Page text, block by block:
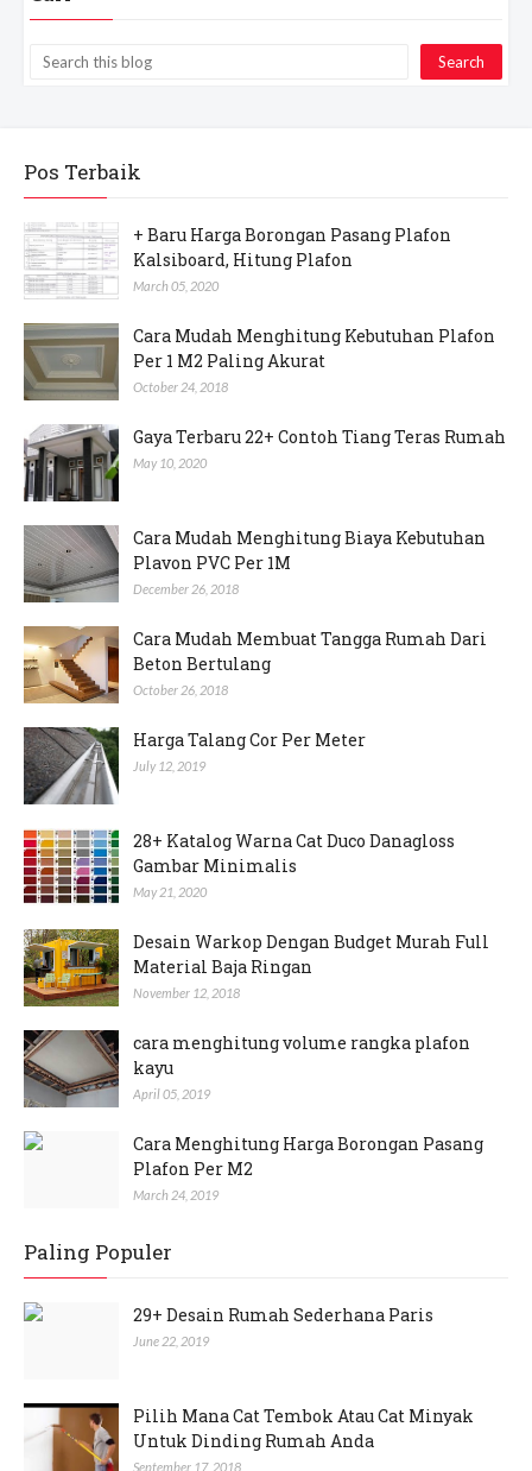
Pos Terbaik
+ Baru Harga Borongan Pasang Plafon
Kalsiboard, Hitung Plafon
March 05, 2020
Cara Mudah Menghitung Kebutuhan Plafon
Per 1 M2 Paling Akurat
October 24, 2018
Gaya Terbaru 22+ Contoh Tiang Teras Rumah
May 10, 2020
Cara Mudah Menghitung Biaya Kebutuhan
Plavon PVC Per 1M
December 26, 2018
Cara Mudah Membuat Tangga Rumah Dari
Beton Bertulang
October 26, 2018
Harga Talang Cor Per Meter
July 12, 2019
28+ Katalog Warna Cat Duco Danagloss
Gambar Minimalis
May 21, 2020
Desain Warkop Dengan Budget Murah Full
Material Baja Ringan
November 12, 2018
cara menghitung volume rangka plafon
kayu
April 05, 2019
Cara Menghitung Harga Borongan Pasang
Plafon Per M2
March 24, 2019
Paling Populer
29+ Desain Rumah Sederhana Paris
June 22, 2019
Pilih Mana Cat Tembok Atau Cat Minyak
Untuk Dinding Rumah Anda
September 17, 2018